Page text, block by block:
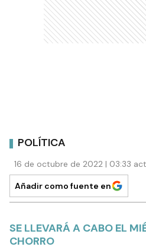
POLÍTICA
16 de octubre de 2022 | 03:33
Añadir como fuente en
SE LLEVARÁ A CABO EL
CHORRO